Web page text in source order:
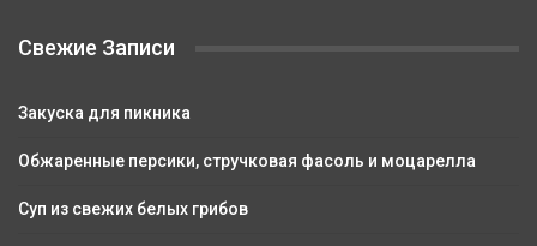
Свежие Записи
Закуска для пикника
Обжаренные персики, стручковая фасоль и моцарелла
Суп из свежих белых грибов